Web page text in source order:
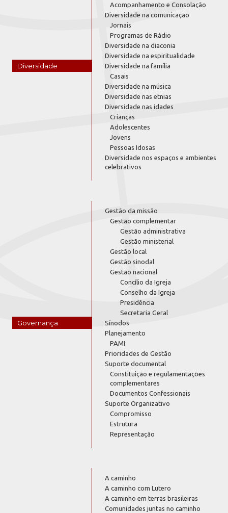
Diversidade
Acompanhamento e Consolação
Diversidade na comunicação
Jornais
Programas de Rádio
Diversidade na diaconia
Diversidade na espiritualidade
Diversidade na família
Casais
Diversidade na música
Diversidade nas etnias
Diversidade nas idades
Crianças
Adolescentes
Jovens
Pessoas Idosas
Diversidade nos espaços e ambientes
celebrativos
Governança
Gestão da missão
Gestão complementar
Gestão administrativa
Gestão ministerial
Gestão local
Gestão sinodal
Gestão nacional
Concílio da Igreja
Conselho da Igreja
Presidência
Secretaria Geral
Sínodos
Planejamento
PAMI
Prioridades de Gestão
Suporte documental
Constituição e regulamentações
complementares
Documentos Confessionais
Suporte Organizativo
Compromisso
Estrutura
Representação
A caminho
A caminho com Lutero
A caminho em terras brasileiras
Comunidades juntas no caminho